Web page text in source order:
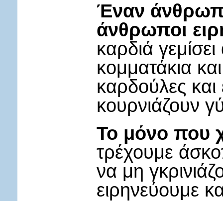
Έναν
άνθρωποι
καρδιά
κομματάκια
καρδούλες και
κουρνιάζουν
Το μόνο που
τρέχουμε
να μη
ειρηνεύουμε